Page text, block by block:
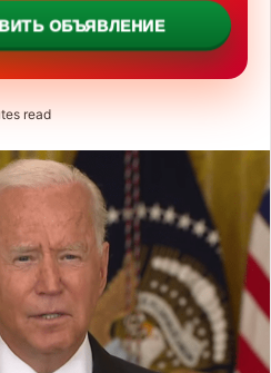
ОБЪЯВЛЕНИЕ
read